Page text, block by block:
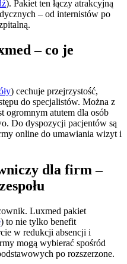
). Pakiet ten łączy atrakcyjną
– od internistów po
– co je
) cechuje przejrzystość,
do specjalistów. Można z
ogromnym atutem dla osób
Do dyspozycji pacjentów są
online do umawiania wizyt i
dla firm –
Luxmed pakiet
) to nie tylko benefit
w redukcji absencji i
mogą wybierać spośród
po rozszerzone.